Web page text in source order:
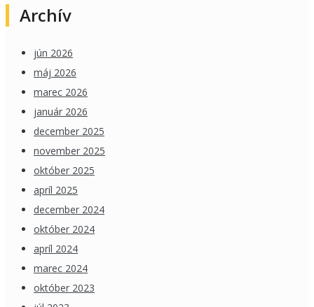
Archív
jún 2026
máj 2026
marec 2026
január 2026
december 2025
november 2025
október 2025
apríl 2025
december 2024
október 2024
apríl 2024
marec 2024
október 2023